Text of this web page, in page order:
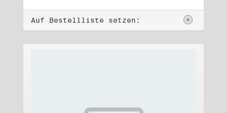
Auf Bestellliste setzen: